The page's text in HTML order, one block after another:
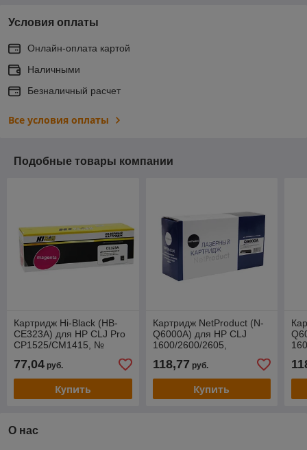
Условия оплаты
Онлайн-оплата картой
Наличными
Безналичный расчет
Все условия оплаты
Подобные товары компании
Картридж Hi-Black (HB-
CE323A) для HP CLJ Pro
CP1525/CM1415, №
77,04 руб.
Купить
Картридж NetProduct (N-
Q6000A) для HP CLJ
1600/2600/2605,
2,5K
118,77 руб.
Купить
О нас